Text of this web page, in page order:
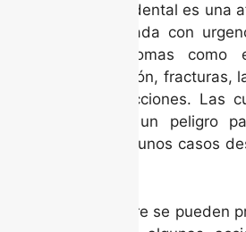
Una emergencia dental es una
necesita ser tratada con
por causar síntomas como
intenso, inflamación, fracturas,
llegar hasta infecciones. Las
general no son un peligro
molestas y en algunos casos
Aunque no siempre se pueden